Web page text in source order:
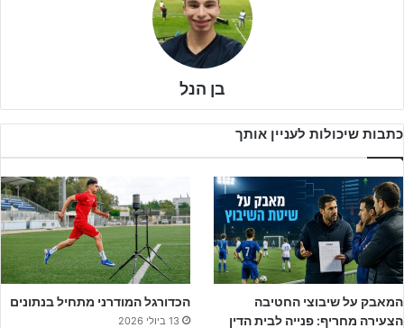
את הלימודים והאקדמייה לכדורגל בצורה המירבית ביותר, על מנת לממש
לפרטים נוספים לחצו על הבאנר!!!
ליאת אלפסי, דוברת המועדון,רוי בן גרא,מבעלי מכבי באר שבע,
ושלומי בן גרא, מבעלי מ.ס באר שבע שאף אימן את יגל למספר שנים,
אחראיים להישגיו. רוי בן גרא אף הוסיף ואמר: "תודה להורים הנפלאים
בן הנל
כתבות שיכולות לעניין אותך
המאבק על שיבוצי החטיבה
הצעירה מחריף: פנייה לבית הדין
הכדורגל המודרני מתחיל בנתונים
13 ביולי 2026